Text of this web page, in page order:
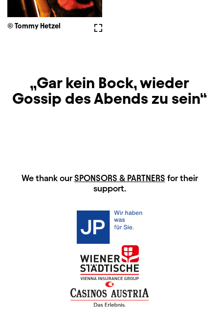
Fullscreen
© Tommy Hetzel
Gar kein Bock, wieder
Gossip des Abends zu sein
HAUPTSPONSOREN
We thank ourSPONSORS & PARTNERS for their
support.